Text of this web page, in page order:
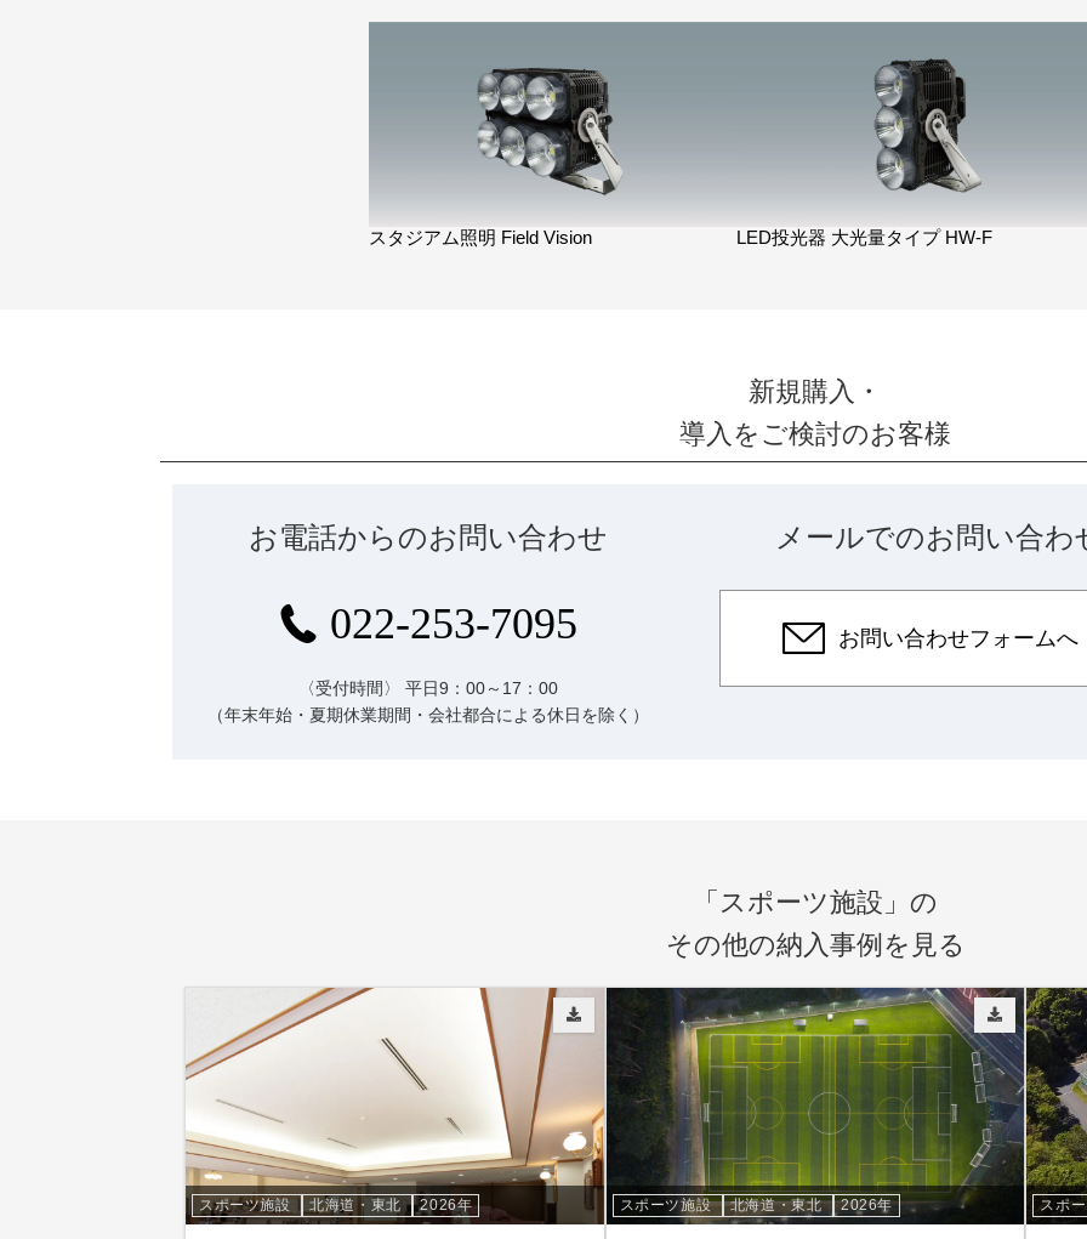
スタジアム照明 Field Vision LED投光器 大光量タイプ HW-F
新規購入・
導入をご検討のお客様
お電話からのお問い合わせ
022-253-7095
〈受付時間〉
平日9：00～17：00
（年末年始・夏期休業期間・会社都合による休日を除く）
メールでのお問い合わ
お問い合わせフォームへ
「スポーツ施設」の
その他の納入事例を見る
スポーツ施設 北海道・東北 2026年 スポーツ施設 北海道・東北 2026年 スポ